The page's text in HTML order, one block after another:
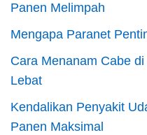
Panen Melimpah
Mengapa Paranet
Cara Menanam Cabe
Lebat
Kendalikan Penyakit
Panen Maksimal